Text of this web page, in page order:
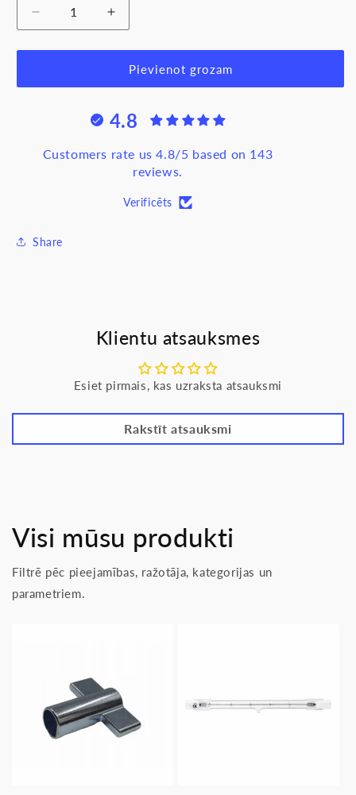
Samazināt
daudzumu
produktam
balts,
Palielināt
daudzumu
produktam
Taustiņš,
balts,
Pievienot grozam
4.8
Customers rate us 4.8/5 based on 143
reviews.
Verificēts
Share
Klientu atsauksmes
Esiet pirmais, kas uzraksta atsauksmi
Rakstīt atsauksmi
Visi mūsu produkti
Filtrē pēc pieejamības, ražotāja, kategorijas un
parametriem.